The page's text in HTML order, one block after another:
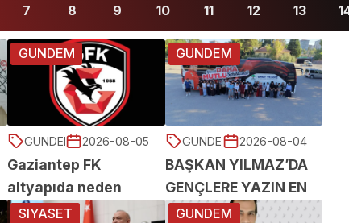
7 8 9 10 11 12 13
GUNDEM
2026-08-05
21:43
Gaziantep FK
altyapıda neden
oyuncu çıkmıyor?
GUNDEM
GUNDEM
2026-08-04
23:22
BAŞKAN YILMAZ’DA
GENÇLERE YAZIN EN
KEYİFLİ HEDİYESİ
GUNDEM
SIYASET GUNDEM